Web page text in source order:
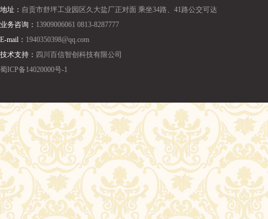
地址： 自贡市舒坪工业园区久大盐厂正对面 乘坐34路、41路公交可达
业务咨询： 13909006061 0813-8287777
E-mail： 1940350398@qq.com
技术支持： 四川百信智创科技有限公司
蜀ICP备14020000号-1